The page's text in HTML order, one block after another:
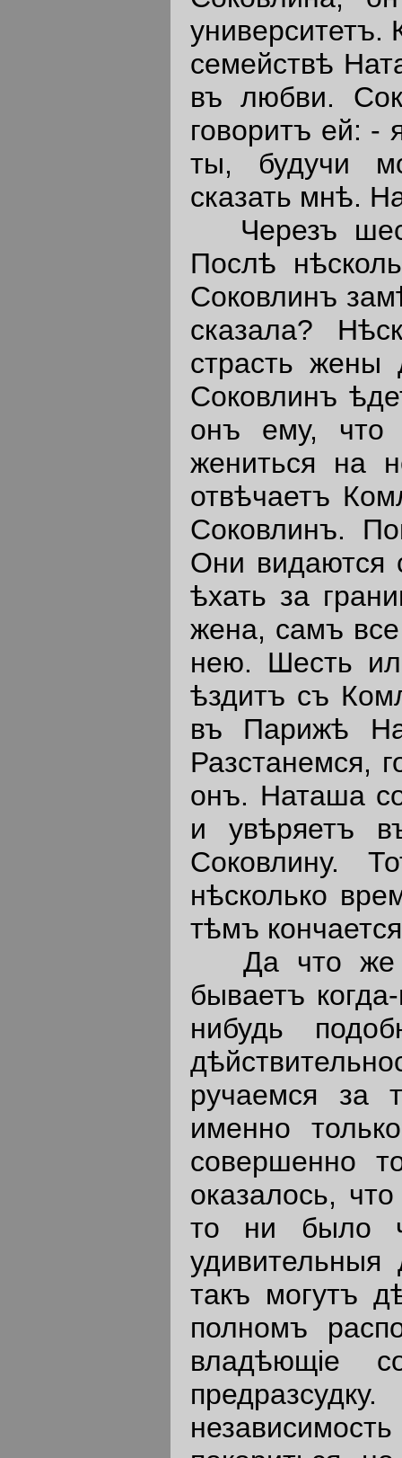
университетъ.
семействѣ
въ любви.
говоритъ ей: -
ты, будучи
сказать мнѣ.
Черезъ
Послѣ
Соковлинъ
сказала?
страсть жены
Соковлинъ
онъ ему, что
жениться на
отвѣчаетъ
Соковлинъ.
Они видаются
ѣхать за
жена, самъ
нею. Шесть
ѣздитъ съ
въ Парижѣ
Разстанемся,
онъ. Наташа
и увѣряетъ
Соковлину.
нѣсколько
тѣмъ
Да что же
бываетъ
нибудь
ручаемся за
именно
совершенно
оказалось,
то ни было
такъ могутъ
полномъ
владѣющiе